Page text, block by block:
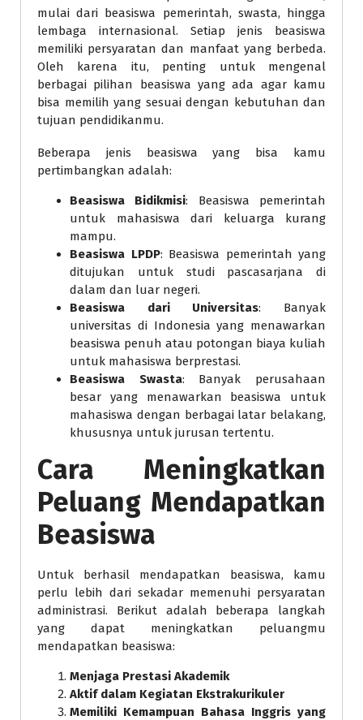
mulai dari beasiswa pemerintah, swasta, hingga
lembaga internasional. Setiap jenis beasiswa
memiliki persyaratan dan manfaat yang berbeda.
Oleh karena itu, penting untuk mengenal
berbagai pilihan beasiswa yang ada agar kamu
bisa memilih yang sesuai dengan kebutuhan dan
tujuan pendidikanmu.
Beberapa jenis beasiswa yang bisa kamu
pertimbangkan adalah:
Beasiswa Bidikmisi: Beasiswa pemerintah
untuk mahasiswa dari keluarga kurang
mampu.
Beasiswa LPDP: Beasiswa pemerintah yang
ditujukan untuk studi pascasarjana di
dalam dan luar negeri.
Beasiswa dari Universitas: Banyak
universitas di Indonesia yang menawarkan
beasiswa penuh atau potongan biaya kuliah
untuk mahasiswa berprestasi.
Beasiswa Swasta: Banyak perusahaan
besar yang menawarkan beasiswa untuk
mahasiswa dengan berbagai latar belakang,
khususnya untuk jurusan tertentu.
Cara Meningkatkan
Peluang Mendapatkan
Beasiswa
Untuk berhasil mendapatkan beasiswa, kamu
perlu lebih dari sekadar memenuhi persyaratan
administrasi. Berikut adalah beberapa langkah
yang dapat meningkatkan peluangmu
mendapatkan beasiswa:
Menjaga Prestasi Akademik
Aktif dalam Kegiatan Ekstrakurikuler
Memiliki Kemampuan Bahasa Inggris yang